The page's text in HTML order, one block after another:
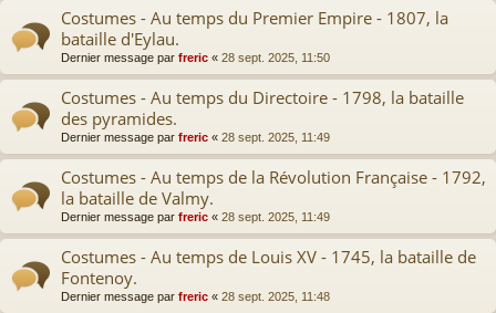
Costumes - Au temps du Premier Empire - 1807, la
bataille d'Eylau.
Dernier message par freric « 28 sept. 2025, 11:50
Costumes - Au temps du Directoire - 1798, la bataille
des pyramides.
Dernier message par freric « 28 sept. 2025, 11:49
Costumes - Au temps de la Révolution Française - 1792,
la bataille de Valmy.
Dernier message par freric « 28 sept. 2025, 11:49
Costumes - Au temps de Louis XV - 1745, la bataille de
Fontenoy.
Dernier message par freric « 28 sept. 2025, 11:48